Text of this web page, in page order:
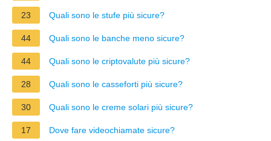
23 Quali sono le stufe più sicure?
44 Quali sono le banche meno sicure?
44 Quali sono le criptovalute più sicure?
28 Quali sono le casseforti più sicure?
30 Quali sono le creme solari più sicure?
17 Dove fare videochiamate sicure?